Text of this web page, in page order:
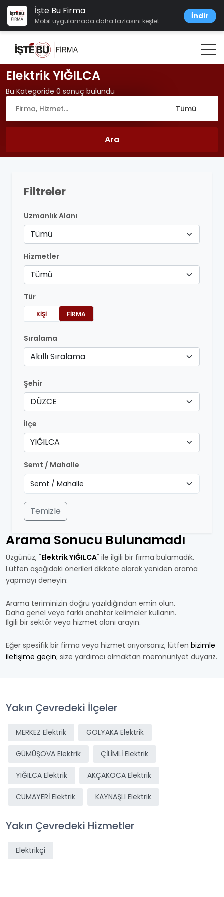
İşte Bu Firma
Mobil uygulamada daha fazlasını keşfet
İndir
Elektrik YIĞILCA
Bu Kategoride 0 sonuç bulundu
Filtreler
Uzmanlık Alanı
Tümü
Hizmetler
Tümü
Tür
KIŞI FIRMA
Sıralama
Akıllı Sıralama
Şehir
DÜZCE
İlçe
YIĞILCA
Semt / Mahalle
Temizle
Arama Sonucu Bulunamadı
Üzgünüz, "Elektrik YIĞILCA" ile ilgili bir firma bulamadık.
Lütfen aşağıdaki önerileri dikkate alarak yeniden arama
yapmayı deneyin:
Arama teriminizin doğru yazıldığından emin olun.
Daha genel veya farklı anahtar kelimeler kullanın.
İlgili bir sektör veya hizmet alanı arayın.
Eğer spesifik bir firma veya hizmet arıyorsanız, lütfen bizimle
iletişime geçin; size yardımcı olmaktan memnuniyet duyarız.
Yakın Çevredeki İlçeler
MERKEZ Elektrik GÖLYAKA Elektrik
GÜMÜŞOVA Elektrik ÇİLİMLİ Elektrik
YIĞILCA Elektrik AKÇAKOCA Elektrik
CUMAYERİ Elektrik KAYNAŞLI Elektrik
Yakın Çevredeki Hizmetler
Elektrikçi